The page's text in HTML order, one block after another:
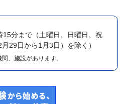
15分まで （土曜日、日曜日、祝
29日から1月3日）を除く）
、施設があります。